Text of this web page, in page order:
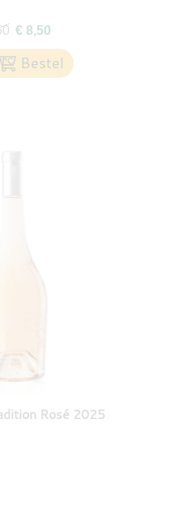
€ 8,50
Rosé 2025